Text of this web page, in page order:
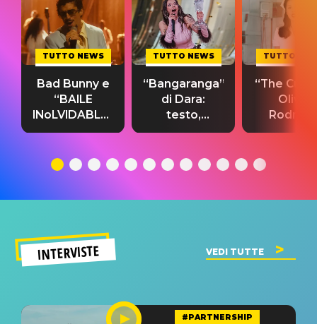
TUTTO NEWS
Bad Bunny e
“BAILE
INoLVIDABLE”:
testo,
significato
TUTTO NEWS
“Bangaranga”
di Dara:
testo,
traduzione e
del singolo
TUTTO
“The
Olivia
testo,
INTERVISTE VEDI TUTTE
#PARTNERSHIP